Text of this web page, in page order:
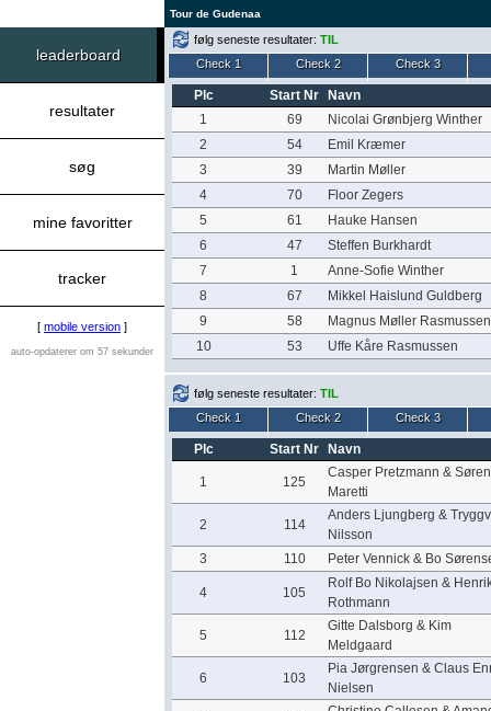
Tour de Gudenaa
leaderboard
resultater
søg
mine favoritter
tracker
[ mobile version ]
auto-opdaterer om 57 sekunder
følg seneste resultater: TIL
Check 1
Check 2 Check 3
Plc Start Nr
Navn
1
69
Nicolai Grønbjerg Winther
2
54
Emil Kræmer
3
39
Martin Møller
4
70
Floor Zegers
5
61
Hauke Hansen
6
47
Steffen Burkhardt
7
1
Anne-Sofie Winther
8
67
Mikkel Haislund Guldberg
9
58
Magnus Møller Rasmussen
10
53 Uffe Kåre Rasmussen
følg seneste resultater: TIL
Check 1
Check 2 Check 3
Plc Start Nr Navn
1 125
Casper Pretzmann & Søren
Maretti
2 114
Anders Ljungberg &
Nilsson
3
110 Peter Vennick & Bo
4 105
Rolf Bo Nikolajsen &
Rothmann
5 112
Gitte Dalsborg & Kim
Meldgaard
6 103
Pia Jørgrensen & Claus
Nielsen